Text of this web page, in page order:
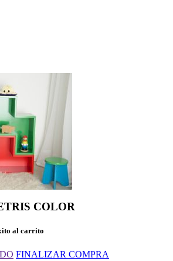
COLOR
al carrito
FINALIZAR COMPRA